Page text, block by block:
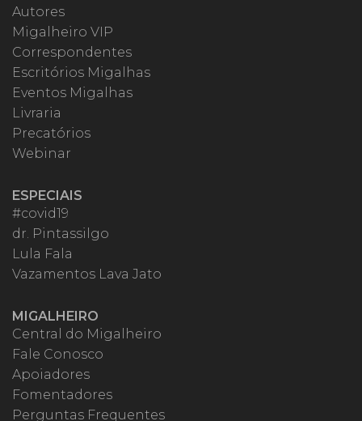
Autores
Migalheiro VIP
Correspondentes
Escritórios Migalhas
Eventos Migalhas
Livraria
Precatórios
Webinar
ESPECIAIS
#covid19
dr. Pintassilgo
Lula Fala
Vazamentos Lava Jato
MIGALHEIRO
Central do Migalheiro
Fale Conosco
Apoiadores
Fomentadores
Perguntas Frequentes